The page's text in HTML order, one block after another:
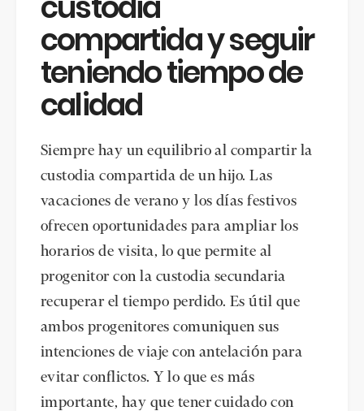
compartida y seguir
teniendo tiempo de
calidad
Siempre hay un equilibrio al compartir la
custodia compartida de un hijo. Las
vacaciones de verano y los días festivos
ofrecen oportunidades para ampliar los
horarios de visita, lo que permite al
progenitor con la custodia secundaria
recuperar el tiempo perdido. Es útil que
ambos progenitores comuniquen sus
intenciones de viaje con antelación para
evitar conflictos. Y lo que es más
importante, hay que tener cuidado con